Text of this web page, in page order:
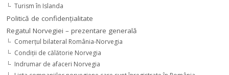
Turism în Islanda
Politică de confidențialitate
Regatul Norvegiei – prezentare generală
Comerţul bilateral România-Norvegia
Condiții de călătorie Norvegia
Indrumar de afaceri Norvegia